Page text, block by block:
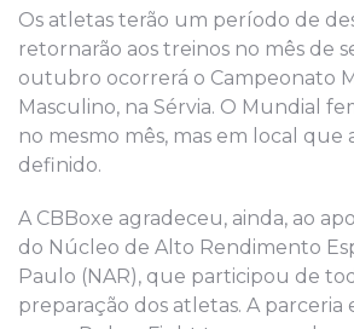
Os atletas terão um período de
retornarão aos treinos no mês de
outubro ocorrerá o Campeonato
Masculino, na Sérvia. O Mundial
no mesmo mês, mas em local que
definido.
A CBBoxe agradeceu, ainda, ao
do Núcleo de Alto Rendimento
Paulo (NAR), que participou de
preparação dos atletas. A parceria